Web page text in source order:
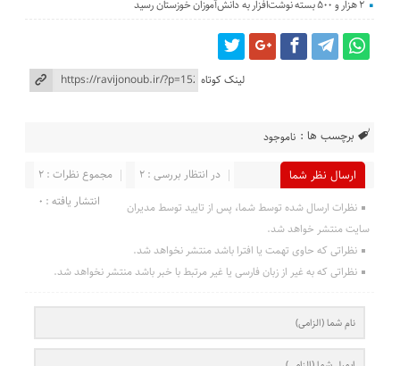
۲ هزار و ۵۰۰ بسته نوشت‌افزار به دانش‌آموزان خوزستان رسید
لینک کوتاه
برچسب ها : ناموجود
ارسال نظر شما مجموع نظرات : 2
در انتظار بررسی : 2
انتشار یافته : 0
نظرات ارسال شده توسط شما، پس از تایید توسط مدیران
سایت منتشر خواهد شد.
نظراتی که حاوی تهمت یا افترا باشد منتشر نخواهد شد.
نظراتی که به غیر از زبان فارسی یا غیر مرتبط با خبر باشد منتشر نخواهد شد.